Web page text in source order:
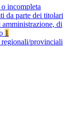
incompleta
da parte dei titolari
di
1
provinciali